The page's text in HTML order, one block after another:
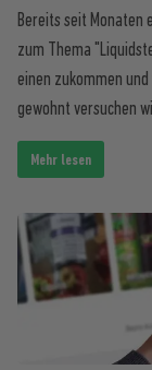
Bereits seit Monaten
zum Thema
einen zukommen
gewohnt versuchen
zu beantworten, um
Mehr lesen